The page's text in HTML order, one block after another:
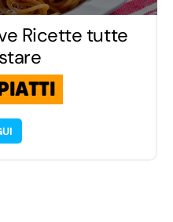
Ricette tutte